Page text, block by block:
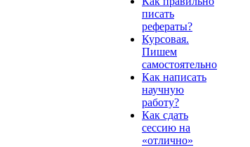
писать
рефераты?
Курсовая.
Пишем
самостоятельно
Как написать
научную
работу?
Как сдать
сессию на
«отлично»